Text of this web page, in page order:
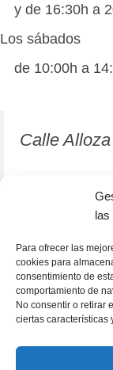
las
Para ofrecer las
cookies para
consentimiento de
comportamiento de
No consentir o retirar
ciertas características
y de 16:30h a
Los sábados
de 10:00h a
Calle
12001
964 81 37